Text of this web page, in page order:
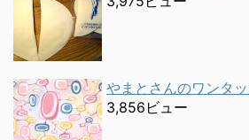
やまとさんのワンタ
3,856ビュー